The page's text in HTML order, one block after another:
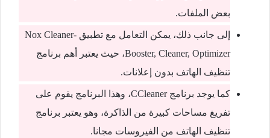
بعض الملفات.
إلى جانب ذلك، يمكن التعامل مع تطبيق Nox Cleaner-
Booster, Cleaner, Optimizer، حيث يعتبر أهم برنامج
تنظيف الهاتف بدون إعلانات.
كما يوجد برنامج CCleaner، وهذا البرنامج يقوم على
تفريغ مساحات كبيرة من الذاكرة، وهو يعتبر برنامج
تنظيف الهاتف من الفيروسات مجانا.